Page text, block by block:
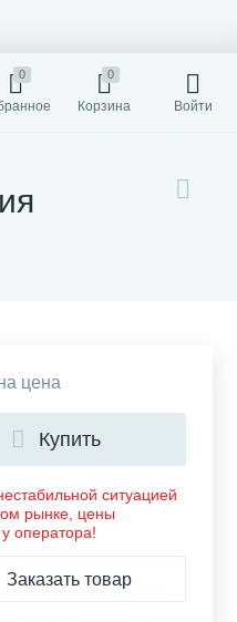
0 0
Корзина Войти
цена
Купить
ситуацией
рынке, цены
оператора!
Заказать товар